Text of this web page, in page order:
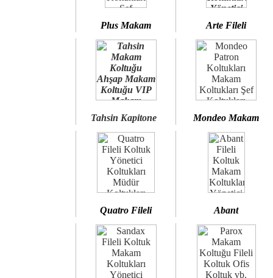
Plus Makam Arte Fileli
Tahsin Kapitone Mondeo Makam
Quatro Fileli Abant